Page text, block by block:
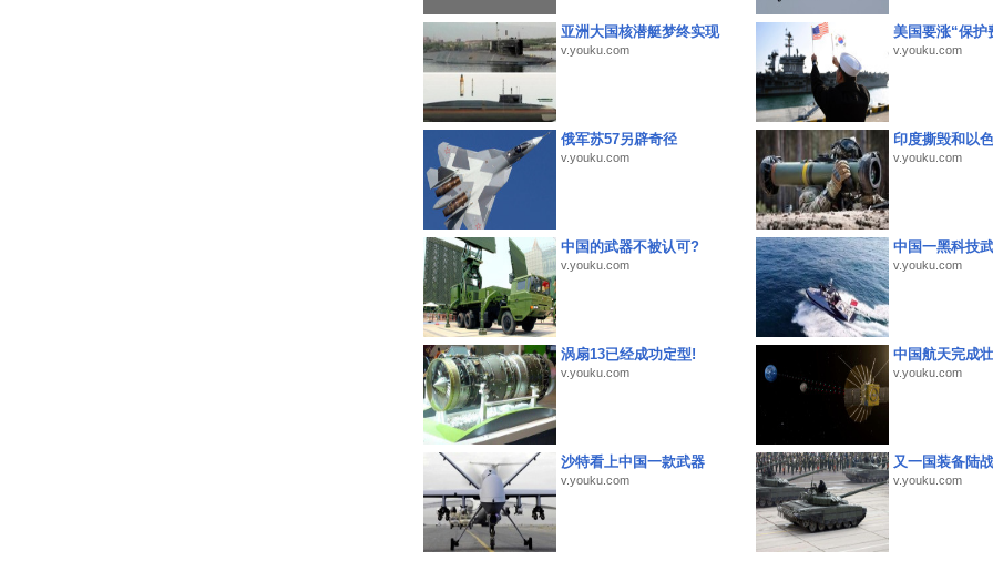
亚洲大国核潜艇梦终实现
v.youku.com
美国要涨“保护
v.youku.com
俄军苏57另辟奇径
v.youku.com
印度撕毁和以
v.youku.com
中国的武器不被认可?
v.youku.com
中国一黑科技
v.youku.com
涡扇13已经成功定型!
v.youku.com
中国航天完成
v.youku.com
沙特看上中国一款武器
v.youku.com
又一国装备陆
v.youku.com